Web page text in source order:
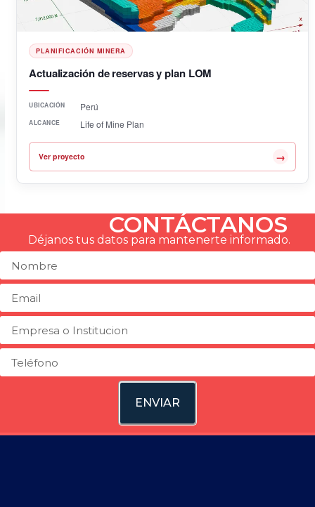
PLANIFICACIÓN MINERA
Actualización de reservas y plan LOM
UBICACIÓN Perú
ALCANCE Life of Mine Plan
Ver proyecto →
CONTÁCTANOS
Déjanos tus datos para mantenerte informado.
ENVIAR